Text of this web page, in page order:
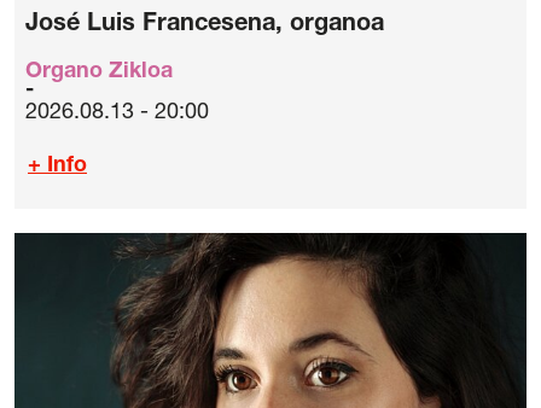
José Luis Francesena, organoa
Organo Zikloa
2026.08.13 - 20:00
+ Info